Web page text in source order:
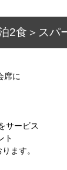
2食＞ス
席に
サービス
ト
ます。